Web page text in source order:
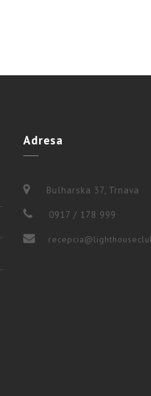
Adresa
Bulharska 37, Trnava
0917 / 178 999